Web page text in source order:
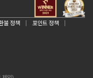
불 정책
포인트 정책